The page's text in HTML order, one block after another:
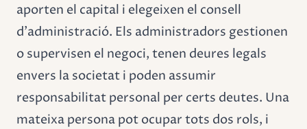
aporten el capital i elegeixen el consell
d'administració. Els administradors gestionen
o supervisen el negoci, tenen deures legals
envers la societat i poden assumir
responsabilitat personal per certs deutes. Una
mateixa persona pot ocupar tots dos rols, i